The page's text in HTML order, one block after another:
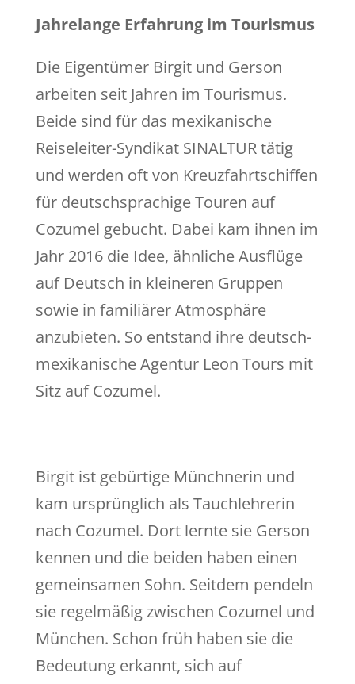
Jahrelange Erfahrung im Tourismus
Die Eigentümer Birgit und Gerson
arbeiten seit Jahren im Tourismus.
Beide sind für das mexikanische
Reiseleiter-Syndikat SINALTUR tätig
und werden oft von Kreuzfahrtschiffen
für deutschsprachige Touren auf
Cozumel gebucht. Dabei kam ihnen im
Jahr 2016 die Idee, ähnliche Ausflüge
auf Deutsch in kleineren Gruppen
sowie in familiärer Atmosphäre
anzubieten. So entstand ihre deutsch-
mexikanische Agentur Leon Tours mit
Sitz auf Cozumel.
Birgit ist gebürtige Münchnerin und
kam ursprünglich als Tauchlehrerin
nach Cozumel. Dort lernte sie Gerson
kennen und die beiden haben einen
gemeinsamen Sohn. Seitdem pendeln
sie regelmäßig zwischen Cozumel und
München. Schon früh haben sie die
Bedeutung erkannt, sich auf